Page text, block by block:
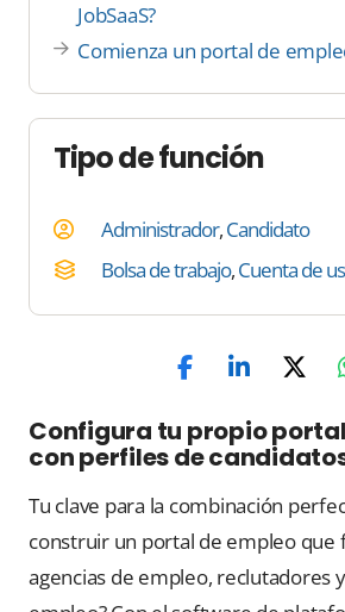
JobSaaS?
Comienza un portal de
Tipo de función
Administrador,Candidato
Bolsa de trabajo,Cuenta de
Configura tu propio
con perfiles de
Tu clave para la combinación
construir un portal de empleo que
agencias de empleo, reclutadores